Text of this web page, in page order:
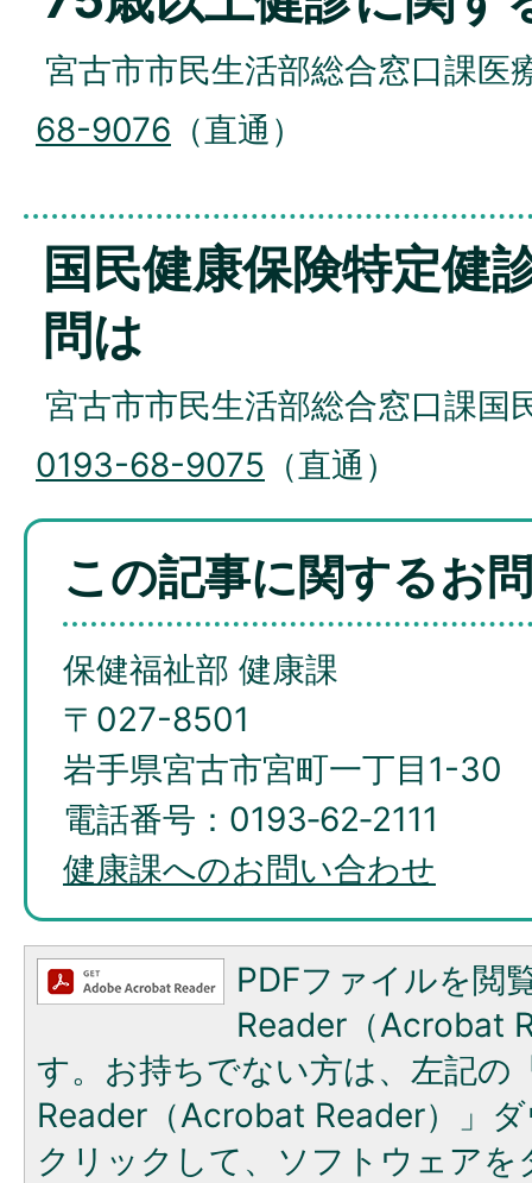
宮古市市民生活部総合窓口課医
68-9076 （直通）
国民健康保険特定健
問は
宮古市市民生活部総合窓口課国
0193-68-9075 （直通）
この記事に関するお
保健福祉部 健康課
〒027-8501
岩手県宮古市宮町一丁目1-30
電話番号：0193‐62‐2111
健康課へのお問い合わせ
PDFファイルを閲
Reader（Acrobat
す。お持ちでない方は、左記の
Reader（Acrobat Reader）」
クリックして、ソフトウェア